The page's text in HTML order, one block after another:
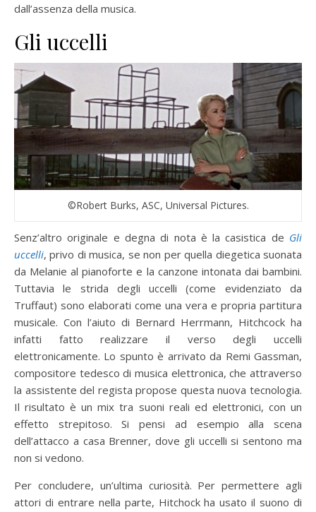
dall’assenza della musica.
Gli uccelli
©Robert Burks, ASC, Universal Pictures.
Senz’altro originale e degna di nota è la casistica de Gli
uccelli, privo di musica, se non per quella diegetica suonata
da Melanie al pianoforte e la canzone intonata dai bambini.
Tuttavia le strida degli uccelli (come evidenziato da
Truffaut) sono elaborati come una vera e propria partitura
musicale. Con l’aiuto di Bernard Herrmann, Hitchcock ha
infatti fatto realizzare il verso degli uccelli
elettronicamente. Lo spunto è arrivato da Remi Gassman,
compositore tedesco di musica elettronica, che attraverso
la assistente del regista propose questa nuova tecnologia.
Il risultato è un mix tra suoni reali ed elettronici, con un
effetto strepitoso. Si pensi ad esempio alla scena
dell’attacco a casa Brenner, dove gli uccelli si sentono ma
non si vedono.
Per concludere, un’ultima curiosità. Per permettere agli
attori di entrare nella parte, Hitchock ha usato il suono di